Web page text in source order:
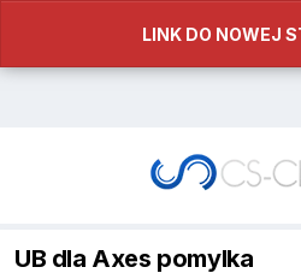
LINK DO NOWEJ
UB dla Axes pomylka